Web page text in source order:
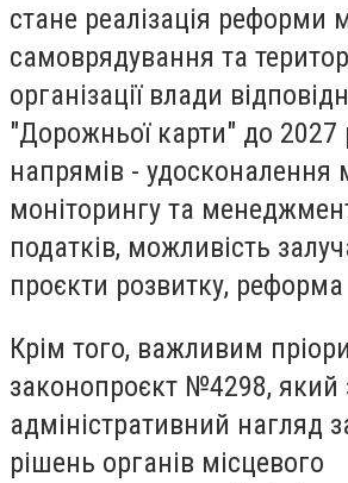
стане реалізація реформи
самоврядування та
організації влади
"Дорожньої карти" до 2027
напрямів - удосконалення
моніторингу та
податків, можливість
проєкти розвитку,
Крім того, важливим
законопроєкт №4298, який
адміністративний нагляд
рішень органів місцевого